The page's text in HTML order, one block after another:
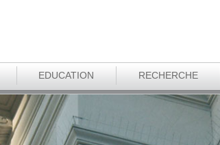
EDUCATION RECHERCHE